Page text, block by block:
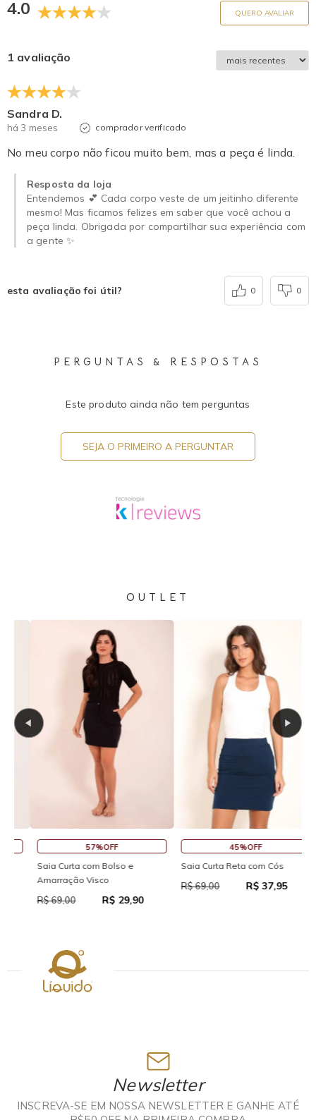
4.0 QUERO AVALIAR
1 avaliação
Sandra D.
há 3 meses comprador verificado
No meu corpo não ficou muito bem, mas a peça é linda.
Resposta da loja
Entendemos 💕 Cada corpo veste de um jeitinho diferente
mesmo! Mas ficamos felizes em saber que você achou a
peça linda. Obrigada por compartilhar sua experiência com
a gente ✨
esta avaliação foi útil? 0 0
PERGUNTAS & RESPOSTAS
Este produto ainda não tem perguntas
SEJA O PRIMEIRO A PERGUNTAR
OUTLET
45%OFF
Saia Curta Reta com Cós
R$ 69,00 R$ 37,95
30%OFF
Macaquinho Fitness New Ikat
Com Abertura Traseira
Newsletter
INSCREVA-SE EM NOSSA NEWSLETTER E GANHE ATÉ